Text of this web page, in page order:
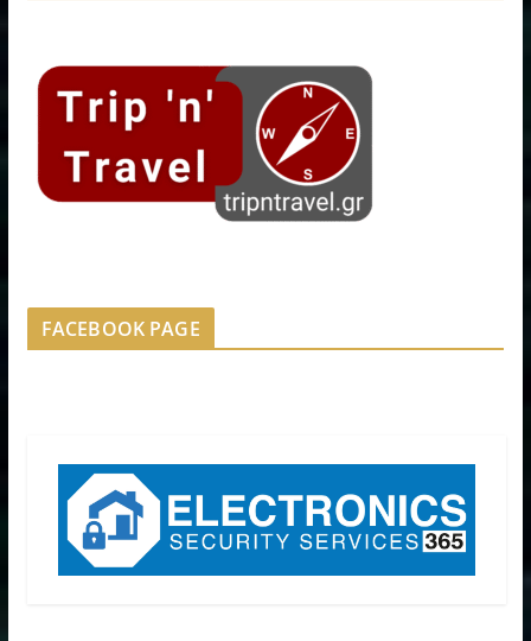
FACEBOOK PAGE